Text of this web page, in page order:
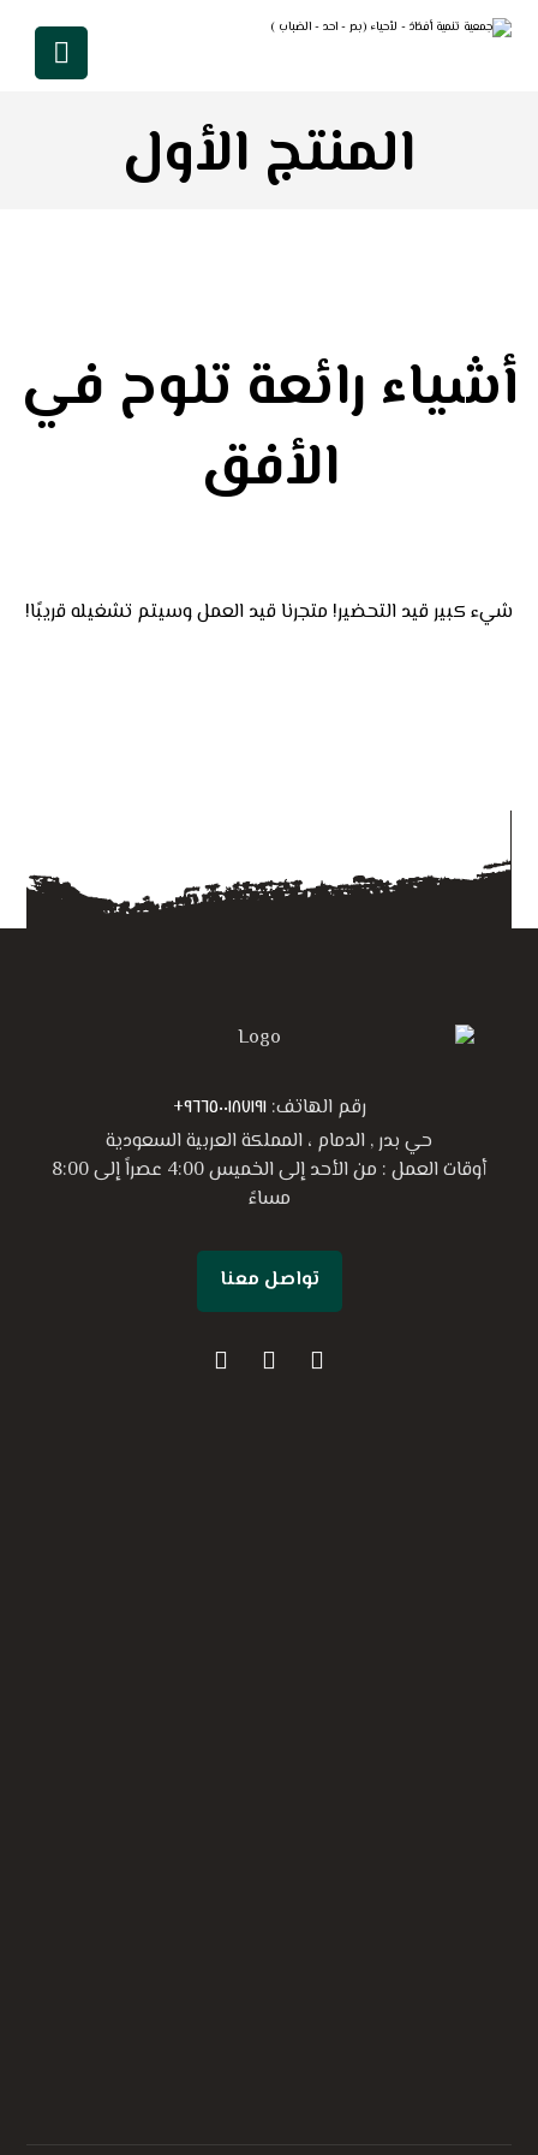
المنتج الأول
أشياء رائعة تلوح في
الأفق
شيء كبير قيد التحضير! متجرنا قيد العمل وسيتم تشغيله قريبًا!
رقم الهاتف:٩٦٦٥٠٠١٨٧١٩١+
حي بدر , الدمام ، المملكة العربية السعودية
أوقات العمل : من الأحد إلى الخميس 4:00 عصراً إلى 8:00
مساءً
تواصل معنا